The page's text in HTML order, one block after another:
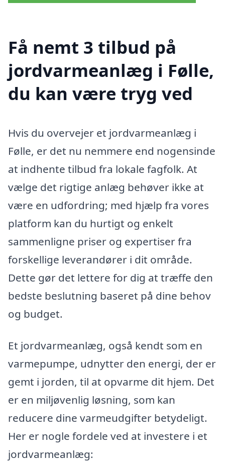
Få nemt 3 tilbud på
jordvarmeanlæg i Følle,
du kan være tryg ved
Hvis du overvejer et jordvarmeanlæg i
Følle, er det nu nemmere end nogensinde
at indhente tilbud fra lokale fagfolk. At
vælge det rigtige anlæg behøver ikke at
være en udfordring; med hjælp fra vores
platform kan du hurtigt og enkelt
sammenligne priser og expertiser fra
forskellige leverandører i dit område.
Dette gør det lettere for dig at træffe den
bedste beslutning baseret på dine behov
og budget.
Et jordvarmeanlæg, også kendt som en
varmepumpe, udnytter den energi, der er
gemt i jorden, til at opvarme dit hjem. Det
er en miljøvenlig løsning, som kan
reducere dine varmeudgifter betydeligt.
Her er nogle fordele ved at investere i et
jordvarmeanlæg: